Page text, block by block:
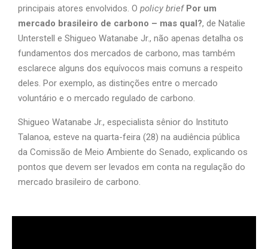
principais atores envolvidos. O policy brief Por um
mercado brasileiro de carbono – mas qual?, de Natalie
Unterstell e Shigueo Watanabe Jr., não apenas detalha os
fundamentos dos mercados de carbono, mas também
esclarece alguns dos equívocos mais comuns a respeito
deles. Por exemplo, as distinções entre o mercado
voluntário e o mercado regulado de carbono.
Shigueo Watanabe Jr., especialista sênior do Instituto
Talanoa, esteve na quarta-feira (28) na audiência pública
da Comissão de Meio Ambiente do Senado, explicando os
pontos que devem ser levados em conta na regulação do
mercado brasileiro de carbono.